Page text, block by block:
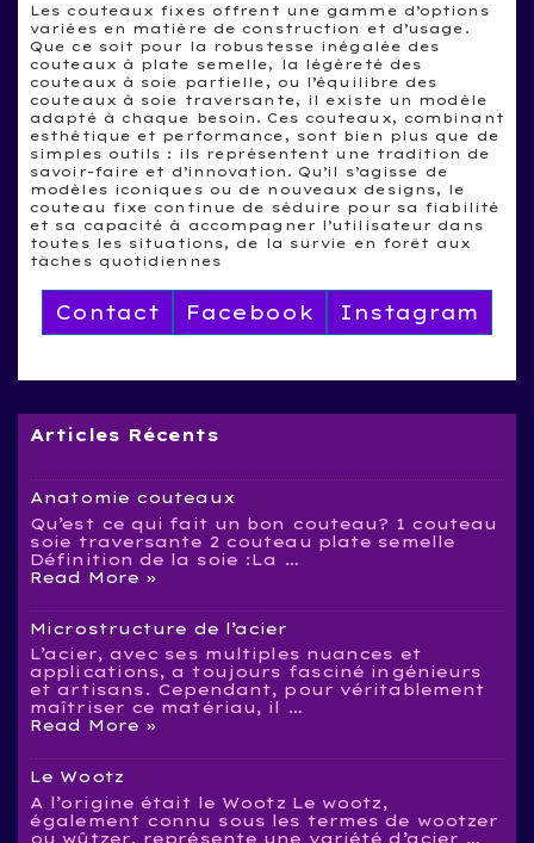
Les couteaux fixes offrent une gamme d’options
variées en matière de construction et d’usage.
Que ce soit pour la robustesse inégalée des
couteaux à plate semelle, la légèreté des
couteaux à soie partielle, ou l’équilibre des
couteaux à soie traversante, il existe un modèle
adapté à chaque besoin. Ces couteaux, combinant
esthétique et performance, sont bien plus que de
simples outils : ils représentent une tradition de
savoir-faire et d’innovation. Qu’il s’agisse de
modèles iconiques ou de nouveaux designs, le
couteau fixe continue de séduire pour sa fiabilité
et sa capacité à accompagner l’utilisateur dans
toutes les situations, de la survie en forêt aux
tâches quotidiennes
Contact Facebook Instagram
Articles Récents
Anatomie couteaux
Qu’est ce qui fait un bon couteau? 1 couteau
soie traversante 2 couteau plate semelle
Définition de la soie :La …
Anatomie
Read More »
Microstructure de l’acier
L’acier, avec ses multiples nuances et
applications, a toujours fasciné ingénieurs
et artisans. Cependant, pour véritablement
maîtriser ce matériau, il …
Microstructure
l’acier
Read More »
Le Wootz
A l’origine était le Wootz Le wootz,
également connu sous les termes de wootzer
ou wûtzer, représente une variété d’acier …